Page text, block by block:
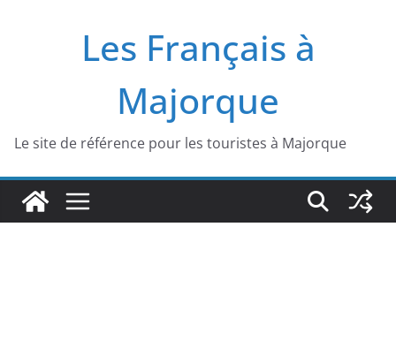
Les Français à
Majorque
Le site de référence pour les touristes à Majorque